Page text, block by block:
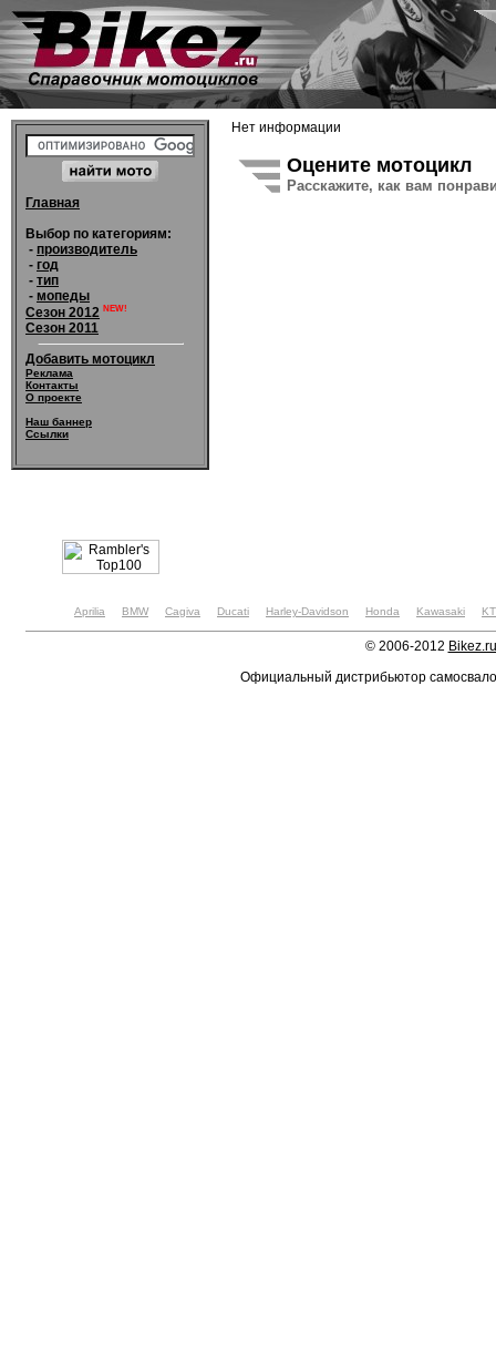
Главная
Выбор по категориям:
- производитель
- год
- тип
- мопеды
Сезон 2012 NEW!
Сезон 2011
Добавить мотоцикл
Реклама
Контакты
О проекте
Наш баннер
Ссылки
Нет информации
Оцените мотоцикл
Расскажите, как вам
Aprilia BMW Cagiva Ducati Harley-Davidson Honda Kawasaki
© 2006-2012 Bikez.ru
Официальный дистрибьютор